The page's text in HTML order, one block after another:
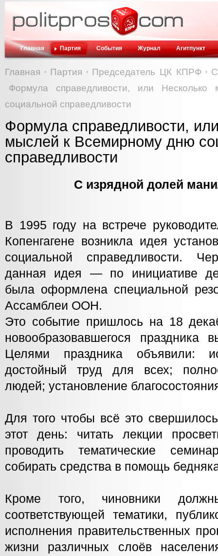
Главная Партия События Журнал Агитпункт
Главная Партия Председатель ЦК КПРФ
Формула справедливости, или
социальной справедливости
Формула справедливости,
мыслей к Всемирному дню
справедливости
С изрядной долей
В 1995 году на встрече
Копенгагене возникла идея
социальной справедливости.
данная идея — по инициативе
была оформлена специальной
Ассамблеи ООН.
Это событие пришлось на 18
новообразовавшегося
Целями праздника объявили:
достойный труд для всех;
людей; установление
Для того чтобы всё это
этот день: читать лекции
проводить тематические
собирать средства в помощь
Кроме того, чиновники
соответствующей тематики,
исполнения правительственных
жизни различных слоёв